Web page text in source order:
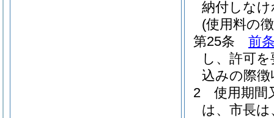
納付しな
(使用料の
第25条
前
し、許可
込みの際
2
使用期間
は、市長